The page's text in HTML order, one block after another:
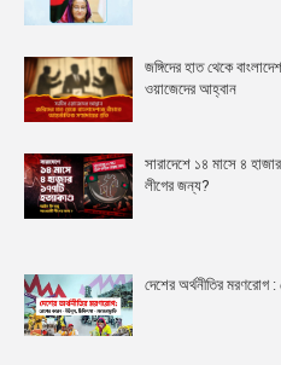
জঙ্গিদের হাত থেকে
ওয়াজেদের আহ্বান
সারাদেশে ১৪ মাসে ৪
লীগের জন্য?
দেশের অর্থনীতির মরণরোগ